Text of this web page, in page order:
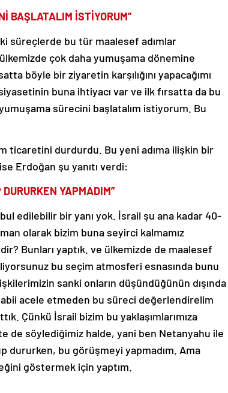
BAŞLATALIM İSTİYORUM”
süreçlerde bu tür maalesef adımlar
ülkemizde çok daha yumuşama dönemine
böyle bir ziyaretin karşılığını yapacağımı
buna ihtiyacı var ve ilk fırsatta da bu
sürecini başlatalım istiyorum. Bu
ticaretini durdurdu. Bu yeni adıma ilişkin bir
Erdoğan şu yanıtı verdi:
YAPMADIM”
edilebilir bir yanı yok. İsrail şu ana kadar 40-
olarak bizim buna seyirci kalmamız
Bunları yaptık. ve ülkemizde de maalesef
bu seçim atmosferi esnasında bunu
sanki onların düşündüğünün dışında
acele etmeden bu süreci değerlendirelim
Çünkü İsrail bizim bu yaklaşımlarımıza
de söylediğimiz halde, yani ben Netanyahu ile
dururken, bu görüşmeyi yapmadım. Ama
göstermek için yaptım.